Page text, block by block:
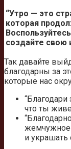
“Утро — это
которая
создайте свою
Так давайте
благодарны за
которые нас
что ты
жемчужное
и